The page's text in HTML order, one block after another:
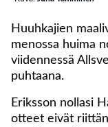
Huuhkajien
menossa huima
viidennessä
puhtaana.
Eriksson nollasi
otteet eivät